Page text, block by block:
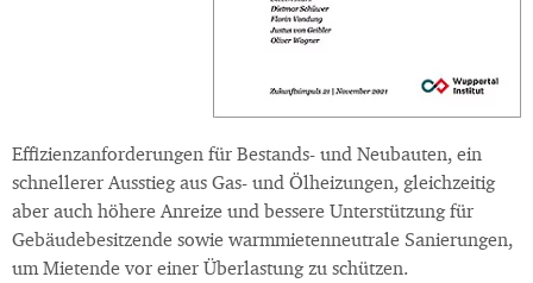
Effizienzanforderungen für Bestands- und Neubauten, ein
schnellerer Ausstieg aus Gas- und Ölheizungen, gleichzeitig
aber auch höhere Anreize und bessere Unterstützung für
Gebäudebesitzende sowie warmmietenneutrale Sanierungen,
um Mietende vor einer Überlastung zu schützen.